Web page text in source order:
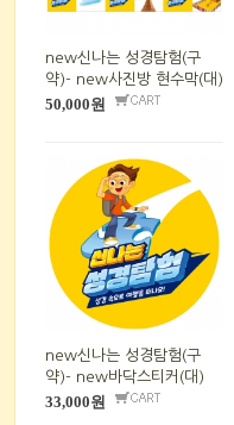
new신나는 성경탐험(구
약)- new사진방 현수막(대)
50,000원
new신나는 성경탐험(구
약)- new바닥스티커(대)
33,000원